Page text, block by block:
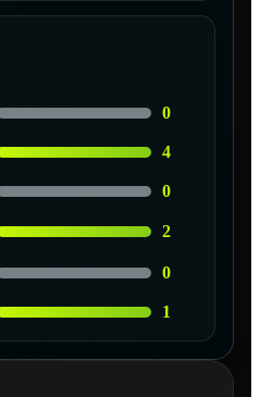
0
4
0
2
0
1